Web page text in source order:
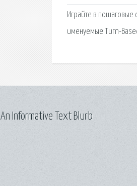
Играйте в пошаговые
именуемые Turn-
An Informative Text Blurb